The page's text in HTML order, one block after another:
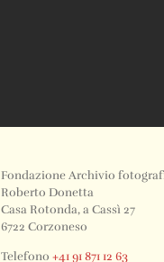
Fondazione Archivio
Roberto Donetta
Casa Rotonda, a Cassì 27
6722 Corzoneso
Telefono+41 91 871 12 63